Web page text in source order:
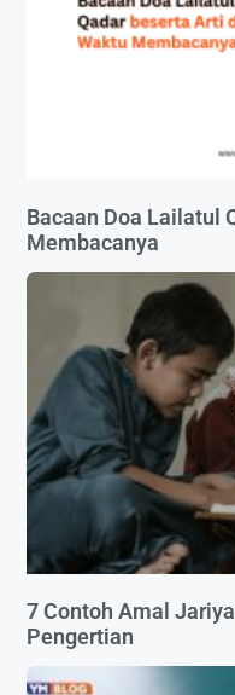
Bacaan Doa Lailatul
Membacanya
7 Contoh Amal
Pengertian